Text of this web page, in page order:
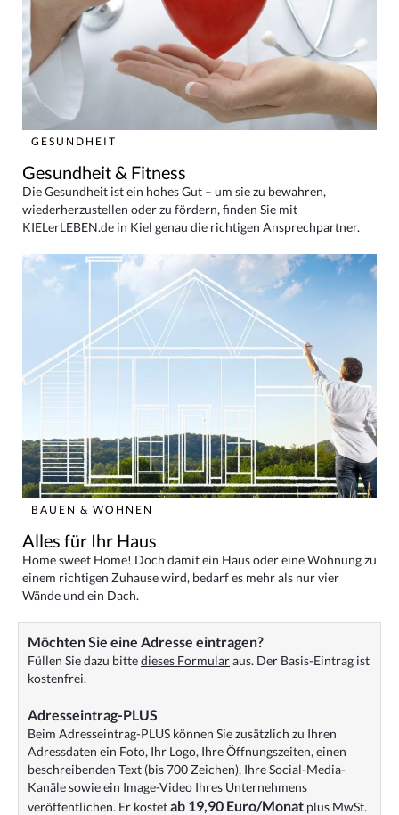
GESUNDHEIT
Gesundheit & Fitness
Die Gesundheit ist ein hohes Gut – um sie zu bewahren,
wiederherzustellen oder zu fördern, finden Sie mit
KIELerLEBEN.de in Kiel genau die richtigen Ansprechpartner.
BAUEN & WOHNEN
Alles für Ihr Haus
Home sweet Home! Doch damit ein Haus oder eine Wohnung zu
einem richtigen Zuhause wird, bedarf es mehr als nur vier
Wände und ein Dach.
Möchten Sie eine Adresse eintragen?
Füllen Sie dazu bittedieses Formularaus. Der Basis-Eintrag ist
kostenfrei.
Adresseintrag-PLUS
Beim Adresseintrag-PLUS können Sie zusätzlich zu Ihren
Adressdaten ein Foto, Ihr Logo, Ihre Öffnungszeiten, einen
beschreibenden Text (bis 700 Zeichen), Ihre Social-Media-
Kanäle sowie ein Image-Video Ihres Unternehmens
veröffentlichen. Er kostetab 19,90 Euro/Monat plus MwSt.